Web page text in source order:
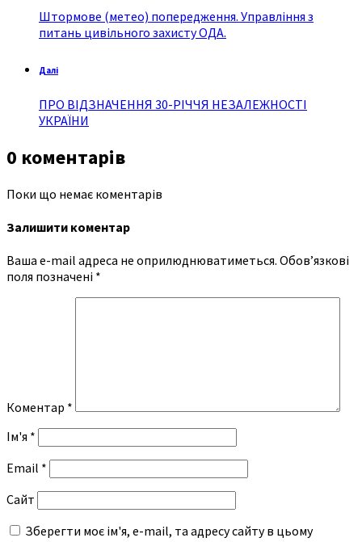
Штормове (метео) попередження. Управління з
питань цивільного захисту ОДА.
Далі
ПРО ВІДЗНАЧЕННЯ 30-РІЧЧЯ НЕЗАЛЕЖНОСТІ
УКРАЇНИ
0 коментарів
Поки що немає коментарів
Залишити коментар
Ваша e-mail адреса не оприлюднюватиметься. Обов’язкові
поля позначені *
Коментар *
Ім'я *
Email *
Сайт
Зберегти моє ім'я, e-mail, та адресу сайту в цьому